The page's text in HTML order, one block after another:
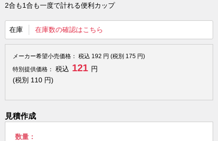
2合も1合も一度で計れる便利カップ
在庫 在庫数の確認はこちら
メーカー希望小売価格： 税込 192 円 (税別 175 円)
特別提供価格：
税込 121 円
(税別 110 円)
見積作成
数量：